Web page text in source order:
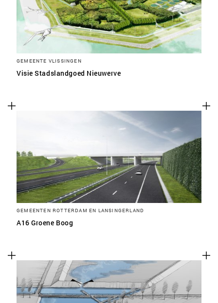
GEMEENTE VLISSINGEN
Visie Stadslandgoed Nieuwerve
GEMEENTEN ROTTERDAM EN LANSINGERLAND
A16 Groene Boog